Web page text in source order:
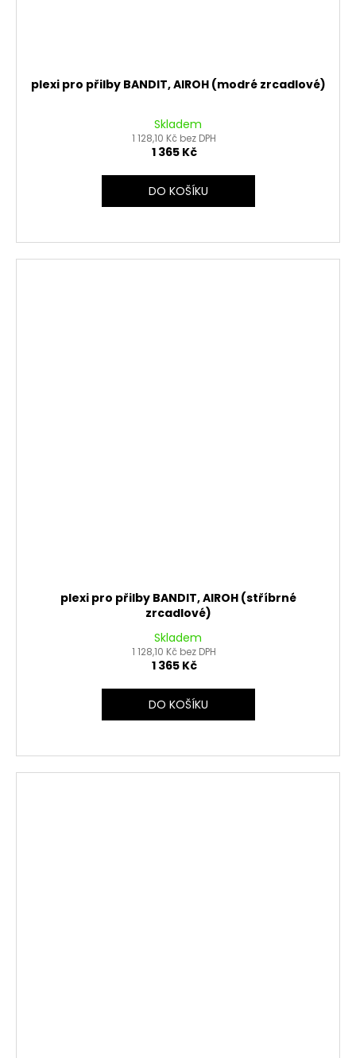
plexi pro přilby BANDIT, AIROH (modré zrcadlové)
Skladem
1 128,10 Kč bez DPH
1 365 Kč
DO KOŠÍKU
plexi pro přilby BANDIT, AIROH (stříbrné
zrcadlové)
Skladem
1 128,10 Kč bez DPH
1 365 Kč
DO KOŠÍKU